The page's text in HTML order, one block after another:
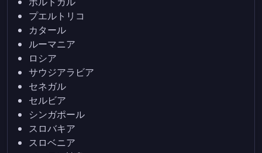
プエルトリコ
カタール
ルーマニア
ロシア
サウジアラビア
セネガル
セルビア
シンガポール
スロバキア
スロベニア